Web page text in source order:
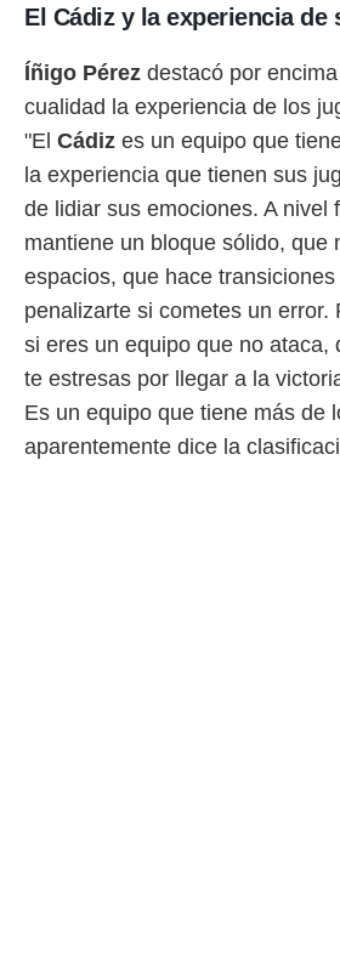
utilizar
uso de
contenido
medir el
el
de
o a través
de
El Cádiz y la experiencia de
Íñigo Pérez destacó por
cualidad la experiencia de los
"El Cádiz es un equipo que
la experiencia que tienen sus
de lidiar sus emociones. A nivel
mantiene un bloque sólido, que
espacios, que hace
penalizarte si cometes un error.
si eres un equipo que no ataca,
te estresas por llegar a la
Es un equipo que tiene más de
aparentemente dice la